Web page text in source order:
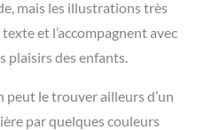
mais les illustrations très
et l’accompagnent avec
plaisirs des enfants.
peut le trouver ailleurs d’un
par quelques couleurs